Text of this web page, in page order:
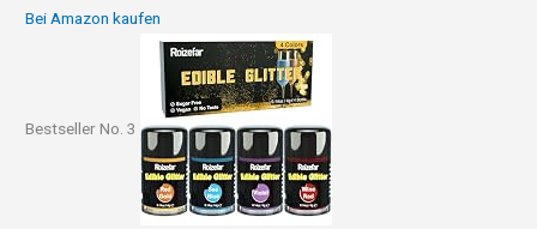
Bei Amazon kaufen
Bestseller No. 3